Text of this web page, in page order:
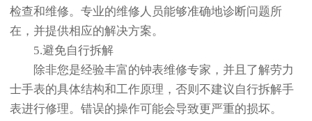
检查和维修。专业的维修人员能够准确地诊断问题所
在，并提供相应的解决方案。
5.避免自行拆解
除非您是经验丰富的钟表维修专家，并且了解劳力
士手表的具体结构和工作原理，否则不建议自行拆解手
表进行修理。错误的操作可能会导致更严重的损坏。